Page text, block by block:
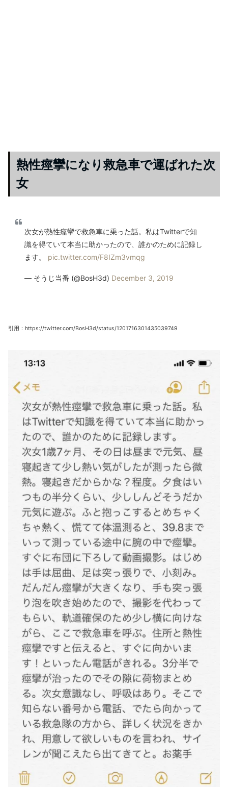
熱性痙攣になり救急車で運ばれた次
女
次女が熱性痙攣で救急車に乗った話。私はTwitterで知
識を得ていて本当に助かったので、誰かのために記録し
ます。 pic.twitter.com/F8IZm3vmqg
— そうじ当番 (@BosH3d) December 3, 2019
引用：https://twitter.com/BosH3d/status/1201716301435039749